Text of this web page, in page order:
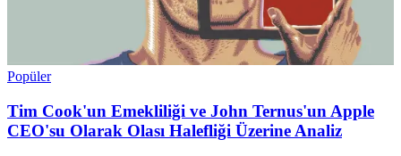
Popüler
Tim Cook'un Emekliliği ve John Ternus'un Apple
CEO'su Olarak Olası Halefliği Üzerine Analiz